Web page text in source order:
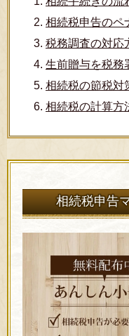
相続税申告のペ
税務調査の対応
生前贈与を税務
相続税の節税対
相続税の計算方
相続税申告